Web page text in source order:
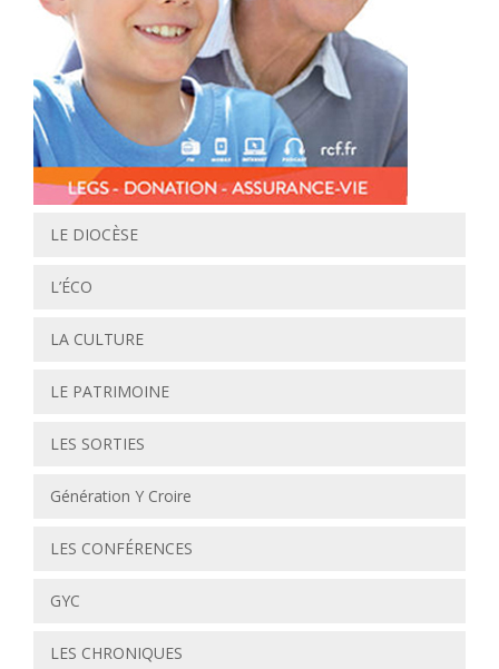
LE DIOCÈSE
L’ÉCO
LA CULTURE
LE PATRIMOINE
LES SORTIES
Génération Y Croire
LES CONFÉRENCES
GYC
LES CHRONIQUES